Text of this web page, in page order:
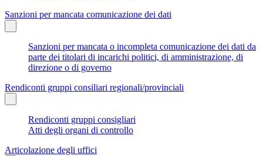
Sanzioni per mancata comunicazione dei dati
Sanzioni per mancata o incompleta comunicazione dei dati da
parte dei titolari di incarichi politici, di amministrazione, di
direzione o di governo
Rendiconti gruppi consiliari regionali/provinciali
Rendiconti gruppi consigliari
Atti degli organi di controllo
Articolazione degli uffici